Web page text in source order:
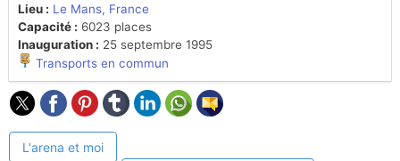
Lieu : Le Mans, France
Capacité : 6023 places
Inauguration : 25 septembre 1995
Transports en commun
L'arena et moi